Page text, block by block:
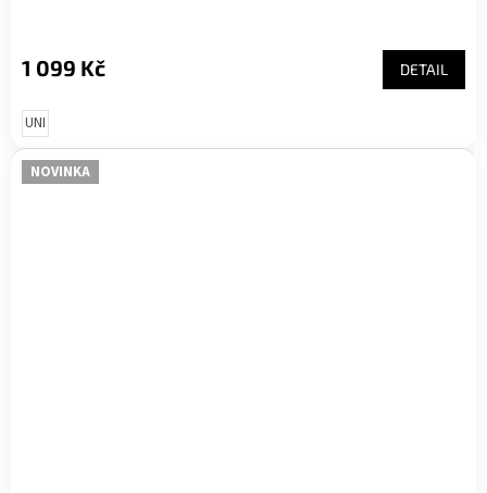
1 099 Kč DETAIL
UNI
NOVINKA